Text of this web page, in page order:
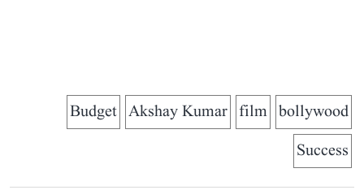
bollywood
film
Akshay Kumar
Budget
Success